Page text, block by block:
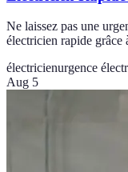
Ne laissez pas une
électricien rapide grâce
électricienurgence
Aug 5